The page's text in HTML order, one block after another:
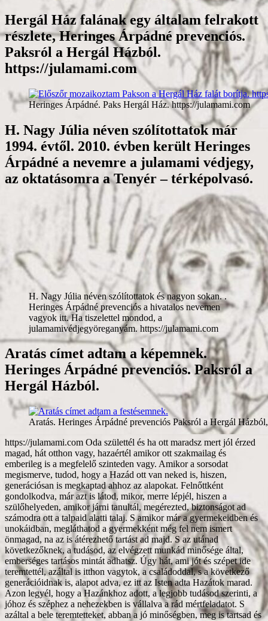
Hergál Ház falának egy általam felrakott
részlete, Heringes Árpádné prevenciós.
Paksról a Hergál Házból.
https://julamami.com
Heringes Árpádné. Paks Hergál Ház. https://julamami.com
H. Nagy Júlia néven szólítottatok már
1994. évtől. 2010. évben került Heringes
Árpádné a nevemre a julamami védjegy,
az oktatásomra a Tenyér – térképolvasó.
H. Nagy Júlia néven szólítottatok és nagyon sokan. .
Heringes Árpádné prevenciós a hivatalos nevemen
vagyok itt. Ha tiszelettel mondod, a
julamamivédjegyöreganyám. https://julamami.com
Aratás címet adtam a képemnek.
Heringes Árpádné prevenciós. Paksról a
Hergál Házból.
Aratás. Heringes Árpádné prevenciós Paksról a Hergál
https://julamami.com Oda születtél és ha ott maradsz mert jól érzed magad, hát otthon vagy, hazaértél amikor ott szakmailag és emberileg is a megfelelő szinteden vagy. Amikor a sorsodat megismerve, tudod, hogy a Hazád ott van neked is, hiszen, generációsan is megkaptad ahhoz az alapokat. Felnőttként gondolkodva, már azt is látod, mikor, merre lépjél, hiszen a szülőhelyeden, amikor járni tanultál, megérezted, biztonságot ad számodra ott a talpaid alatti talaj. S amikor már a gyermekeidben és unokáidban, megláthatod a gyermekként még fel nem ismert önmagad, na az is átérezhető tartást ad majd. S az utánad következőknek, a tudásod, az elvégzett munkád minősége által, emberséges tartásos mintát adhatsz. Úgy hát, ami jót és szépet ide teremtettél, azáltal is itthon vagytok, a családoddal, s a következő generációidnak is, alapot adva, ez itt az Isten adta Hazátok marad. Azon legyél, hogy a Hazánkhoz adott, a legjobb tudásod szerinti, a jóhoz és széphez a nehezekben is vállalva a rád mértfeladatot. S azáltal a bele teremtetteket, abban a jó minőségben, meg is tartsad és a családodnak is azt a mintát adjad. S amikor számodra az szükséges, azt abban a jó minőségben meg is tartsák, az éppen aktuálisan döntők és úgy is kapjad vissza, amikor arra szükséged van. Hiszen, önmagadért és a következő generációdnak, a jólétéért is, teremtetted azokat a Hazánkba és az Isten adta Néphez tartozva. Mindazért, szakmailag is sokat tettél, akár fizikai munkát is végeztél, hát meg is dolgoztál érte. Akkor is amikor, hivatást gyakoroltál, alkottál, a legjobb tudásod szerint. A Hazánk gyarapítására is figyelve, a jóhoz és a széphez, az önbecsülésed miatt az emberségeddel is adtál. Hiszen, abban a minőségben, ahogy oda teremtettél, úgy élni is lenne benne igényed, mivel, a saját Hazánk és rólunk, az Isten adta Népről szól. S a már beleteremtett, legjobb minőségünknek megfelelően, történjen a Hazánknak a vezetése, csupán az ahhoz értők gyakorolják azt. Amikor számunkra emberileg és szakmailag, szükséges az, nekünk is a legjobb minőséget nyújtsa. S bennünket megbecsülve azért, elsősorban rólunk szóljon mindaz, ami általunk került a Hazánkba, abban a legjobb, vagy kitűnő minőségében. S azáltal mi is becsüljük meg, őket, akik tesznek azért, hogy legyen bőség, a Hazánknak és az Isten adta Népnek. A megbecsültsége és a hírneve a többi országban is annak megfelelő legyen, ahogy mi azt felépítettük, azt abban a jó minőségben tartsák meg. Minden jó és szép általi gyarapodása a Hazánknak, bennünket az Isten adta Népet is szükséges, hogy annak megfelelően lásson el jóléttel. Az Isten adta Népért, minden körülmények között, a jót és a szépet tegyék meg, minden döntésük előtt, mindenről hitelesen tájékoztassák az Isten adta Népet. A döntéseiknek minden apró részleteiről tudnunk szükséges, hogy véleményezni tudjuk. S anélkül ne hozzanak döntéseket, hogy ne mondhassuk ki, a véleményünket, arra ami nekünk nem jót tenne. S azt is, adják meg, hogy minden szinten érthetően fogalmazzák meg és legyen lehetőségünk, hogy még megváltoztatható időben mondhassuk ki a nemet. Ahogy a jóval és széppel, bele teljesítettünk a Hazánkba, úgy is gyarapítson bennünket. S mint magánembereket bennünket is, a Hazánknak a gyarapodása által, azon a jó szinten tartson, a megérdemelt jólétünket biztosítsa. Ne magukat szolgálják ki, kérdezzék meg az Isten adta Népet és tudjuk adni a beleegyezésünket, ahhoz, hogy a megjelölt összegek közül, mekkora fizetést szavazzunk meg számukra. Ah, ha igyekeztél, az elvégzett, jó minőségű munkáddal, biztosítottad, a családodnak, a jó minőségű, megélhetését, azáltal is adtál bele a Hazánkba. Legyen megfelelő összege a nyugdíjnak ahhoz, hogy meg tudjunk élni belőle, tudjon róla az Isten adta Nép, hogy dönthessen még fiatalkorában róla. S aki még azon felül szeretné a nyugdíjának az összegét fokozni, tegyen azért külön bele a valamit, ami különleges és hitelesen nevesítő a Hazánkra. A gyermekeidnek, az életkoruknak megfelelő önbecsülésüket, mindig a saját idejükben, a legjobb tudásod szerint igyekezz biztosítani.ű Ne legyen különbség a tiszteletnek, alapként megadásánál a kislányok és a kisfiúk között. Ah, ha vezetést vállaltál fel, az Isten adta Népről, a Hazánkról, a sorsukról minden körülmények között, az emberséges tartásod szerint és gondolkodva döntsél. Amikor szükséges az előre megbeszéltek szerint, s azon túl is, velünk az Isten adta Néppel megbeszélteknek megfelelően, véleményezzél. Ne bízd azt másra, a családodon belül sem és a baráti körödben se, minden körülmények között, emberségesen és gondolkodó felelős vezetőként cselekedjél. S az Isten adta Népnek az alapban megjár, hogy a legjobb tudásod szerint, igyekezz, azt az alapjuknak biztosítani, ami az életük során az elérhető legjobb jólétüket jelenti. S arról biztosítsad az Isten adta Népet, hogy azt, amire akkor a legjobb tudásod szerint, képes vagy, az Isten adta Népnek is az elértjüknek megfelelő jó és kitűnő szintjén meg is történik. Azon legyél, hogy az életkoruknak megfelelő saját idejükben, ahhoz, tudjanak a tehetségünkből eredő tudásukkal, maguk is a jót és a szépet adni. S amikor majd már önmagukért is tudnak tenni, adjátok össze a tudásotokat. Többféle szinten lévőkkel beszéljétek át, s tudjatok arról, hogy mire van akkor éppen igénye, az Isten adta Népnek. Mindegyik döntő, az akkori saját legjobb tudását adhassa hozzá. Azáltal is átérezhesse, mit jelent számára az Isten adta Népnek a sikere. A saját döntése legyen, hogy mikor ad bele abba és mennyit tud akkor adni. Amiből majd amikor szüksége lesz arra, biztos lehet benne, hogy ugyanabban a minőségben azt ki is veheti. Amíg gyermekeknek bizonyulnak, ne várj tőlük felnőtt döntést és ne úgy ítéld meg őket. Ameddig legyél választ adó a kérdéseikre, amíg nagy szükség van ott rád, mint aki adni tud oda. Azáltal is érezzék, a tiszteletet, szeretetet és a biztonságot nyújtó törődést. A szülői felelősséget addig igyekezz a saját szinteden erősíteni, amíg arra szükség lesz. Úgy, hogy ne ess túlzásokba, az érintettek számára életszerű legyen az is. Ah, amíg ők maguk nem képesek arra, szülőként magad szerint, felvállalva azt tedd azt amire számukra ahhoz szükségük van. Ami szerinted és szerintük, a jó nevelésüket, gondolkodva biztosítani tudja, add meg időben, ne csupán szívesen és lelkesen. Hiszen közben, az önismeretük a helyére kerülhet általa és rátalálhatnak a racionális oldalukra. S azáltal is a családért és a Hazáért is képesek lesznek, tartásos emberekké fejlődni és úgy is teljesíteni. A szakmáddal, a szerinted teljesíthető jó munkaminőségeddel, a hivatásodat, emberségesen, hitelesen, gyakoroljad. Úgy azt a Hazánknak az emberséges formában maradásának a megtartásához, szerintem már hozzá is adtad. Miközben, tehetségből eredően, alkottál, az emberek által, az a gyakorlatban is megtapasztalva, hitelesítve lett. Amit feltaláltál és már összefüggésében látsz, azáltal, magad is, fejlődsz, amikor abból a szolgáltatásoddal adsz. S a Hazánkat is hitelesen nevesíted, mind azok által, akkor is ha nehezített az utad azáltal. Mert ha annak amit megteremtettél, a jóban és szépben alkalmazni igyekszel és azáltal a hitelességére is ügyelve élsz, kiemel az téged éppen a saját idődben. Helyén kezeled majd azt, hogy a szinteden meg is maradhatsz. S ahhoz képest fejlesztheted magadat, úgy az emberi méltóságodat megtartva élsz majd. S magad szerint tartásos emberré válsz, ha azt adtad, akár napi szinten is, amit, a legjobb tudásod szerint, akkor éppen tudtál. A saját Hazádban vagy már, ha bele adod azt, ami oda jár, mert adni születtünk mindannyian. S magad is, a családodnak, a talpuk alatti talajnak, mint a saját idejükben, a sorsukat építőknek, az alapjuknak szántál, az akkor azok által is, hasznukra lesz már. Az adni tudásnak az örömét megismerik, túlzásba nem viszik, hát át is vehetik és tovább is vihetik, az arra már éppen, emberileg is érett sarjaid. Azután, eljön az ideje annak, hogy a saját sorsukban, már a tudásukkal és az emberségükkel egy szinten vannak. Nem hagyják el az Isten adta Népet, magát a Hazát végleg. Hanem itt építik fel azt a minőségű életet, amit generációsan és a sorsuk szerint megérdemelnek. Annak az építésével lesz sikerélményük, adnak hozzá, hiszen, szerintem, adni születtünk és ide bele a saját Hazánkba és mindannyian. Szerintem, a Hazánkba adva, a saját idejében, hazaszeretővé is válhat, aki ide született. S akik meg a hovatartozásuk miatt érkeznek a Hazájukba tartozónak érezve magukat. S otthon is lehetnek mert bele is teremtenek, azzal megteremthetik azt az emberi minőségüket, ami által végleg, tisztelhetők lesznek itt. Eljutnak odáig, hogy ide teremtve, ugyan miért kívánnának elköltözni innen. Szerintem, inkább a megélik a nehezek, mint akik itt születtek. S az a hozzáértő vezetőket, emberileg és szakmailag is gondolkodásra készteti. Hiszen akkorra már ide születtek a gyermekeik, akik megalapozhatják a következő generációknak is, az eredetileg a Hazánkhoz tartozásukat. Kimondhatják, hogy akarnak -e ide úgy tartozni, hogy elsősorban, hozzánk tartozóknak mondják magukat. Hiszen adok - kapok, a jóból és szépből, hát szerintem, azáltal is, az egészséges körforgásban maradni igyekszünk. S azzal, tartást is adunk a Hazánkhoz mindannyian, emberségből vizsgáznak most a másokat utánzók. S fokozatosan, a saját emberi értékeinket erősítve élünk. A jó minőségű életünket, felépíteni igyekszünk, a saját életritmusunkban és tudásuknak megfelelően. S a továbbiakban is, figyelni szükséges a belső kontrollunknak az emberséges saját vizsgáinkra. Mert az emberséges és vagy a szakmai érettségünknek megfelelően tudunk dönteni. S mindezek mellett, a lelkiismeretünknek, a saját időnkben való figyelmeztetésére figyelve élünk. Azáltal is tartásosan élve, bármennyire is nehéz, nem fordulunk ki, se a álmaink megvalósításáért, sem a nagy pénzé